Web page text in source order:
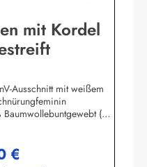
mit Kordel
Ausschnitt mit weißem
(ca.
Preis:
€